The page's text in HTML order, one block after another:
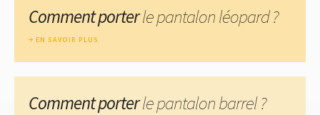
Comment porterle pantalon léopard ?
EN SAVOIR PLUS
Comment porterle pantalon barrel ?